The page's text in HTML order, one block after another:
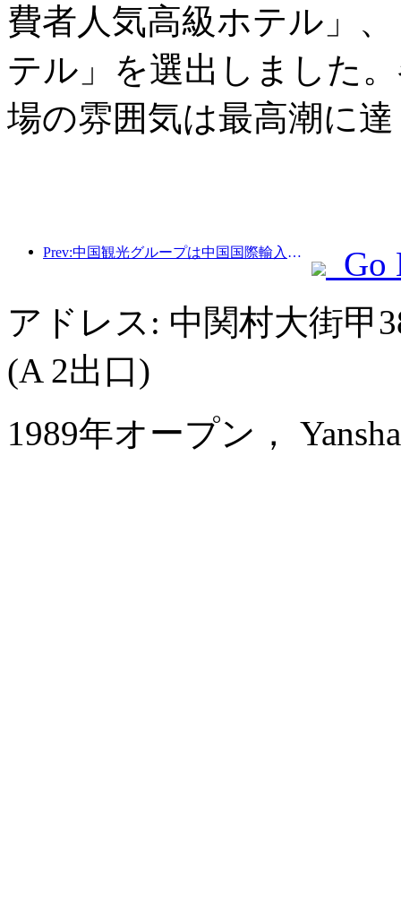
費者人気高級ホテル」
テル」を選出しました
場の雰囲気は最高潮に
Prev:中国観光グループは中国国際輸入博覧会に8年連続で参加し、総額10億米ドルを超える契約を締結しています。
Go
アドレス: 中関村大街甲
(A 2出口)
1989年オープン，